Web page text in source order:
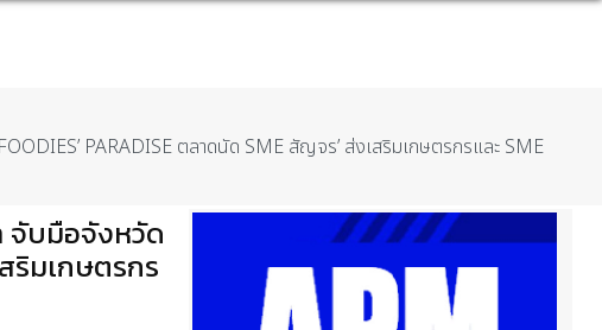
PARADISE ตลาดนัด SME สัญจร’ ส่งเสริมเกษตรกรและ SME
จับมือจังหวัด
ริมเกษตรกร